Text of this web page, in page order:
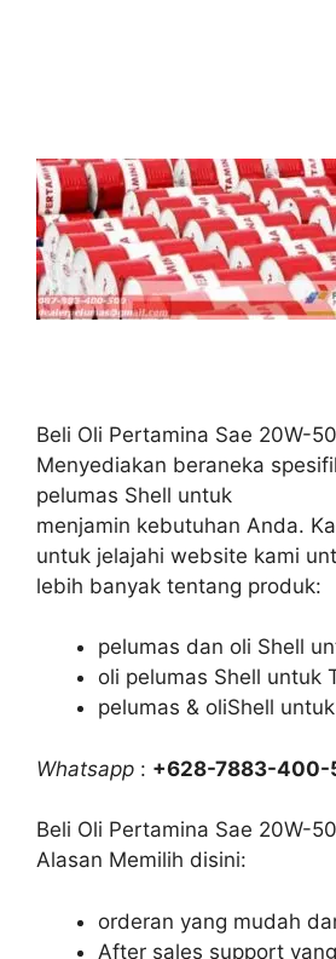
Beli Oli Pertamina Sae 20W-
Menyediakan beraneka
pelumas Shell untuk
menjamin kebutuhan Anda.
untuk jelajahi website kami
lebih banyak tentang produk:
pelumas dan oli Shell
oli pelumas Shell untuk
pelumas & oliShell
Whatsapp : +628-7883-400-
Beli Oli Pertamina Sae 20W-50
Alasan Memilih disini:
orderan yang mudah
After sales support